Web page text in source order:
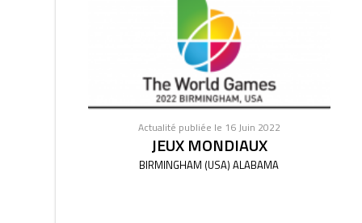
Actualité publiée le 16 Juin 2022
JEUX MONDIAUX
BIRMINGHAM (USA) ALABAMA